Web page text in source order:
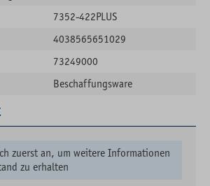
7352-422PLUS
4038565651029
73249000
Beschaffungsware
zuerst an, um weitere Informationen
zu erhalten